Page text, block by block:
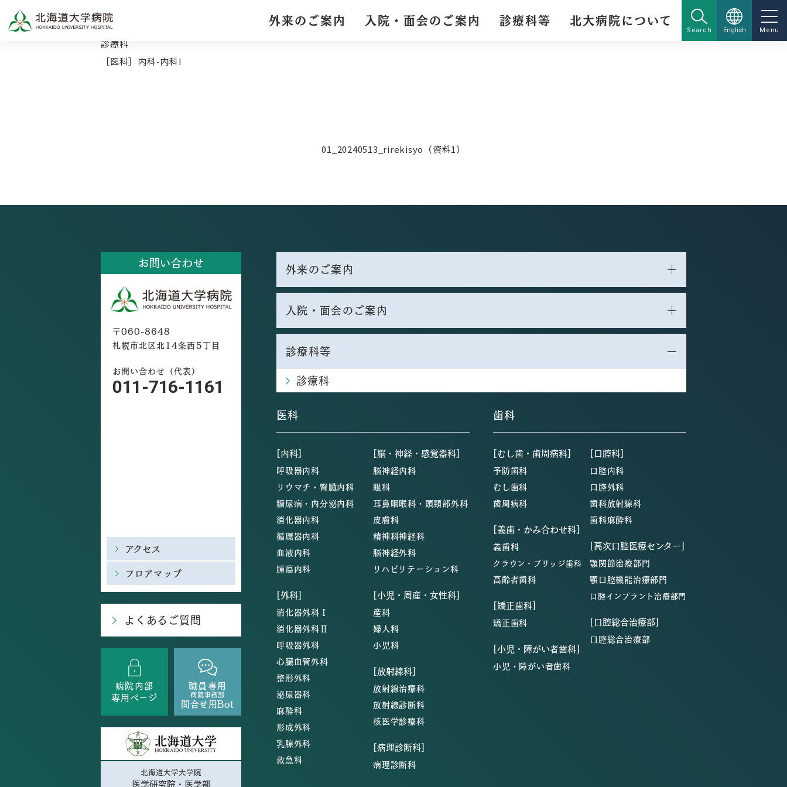
外来のご案内 入院・面会のご案内 診療科等 北大病院について
Search English Menu
TOP
診療科
［医科］内科-内科I
01_20240513_rirekisyo（資料1）
お問い合わせ
〒060-8648
札幌市北区北14条西5丁目
お問い合わせ（代表）
011-716-1161
アクセス
フロアマップ
よくあるご質問
病院内部
専用ページ
職員専用
病院事務部
問合せ用Bot
北海道大学大学院
医学研究院・医学部
外来のご案内
入院・面会のご案内
診療科等
診療科
医科
[内科]
呼吸器内科
リウマチ・腎臓内科
糖尿病・内分泌内科
消化器内科
循環器内科
血液内科
腫瘍内科
[外科]
消化器外科Ⅰ
消化器外科Ⅱ
呼吸器外科
心臓血管外科
整形外科
泌尿器科
麻酔科
形成外科
乳腺外科
救急科
[脳・神経・感覚器科]
脳神経内科
眼科
耳鼻咽喉科・頭頸部外科
皮膚科
精神科神経科
脳神経外科
リハビリテーション科
[小児・周産・女性科]
産科
婦人科
小児科
[放射線科]
放射線治療科
放射線診断科
核医学診療科
[病理診断科]
病理診断科
歯科
[むし歯・歯周病科]
予防歯科
むし歯科
歯周病科
[義歯・かみ合わせ科]
義歯科
クラウン・ブリッジ歯科
高齢者歯科
[矯正歯科]
矯正歯科
[小児・障がい者歯科]
小児・障がい者歯科
[口腔科]
口腔内科
口腔外科
歯科放射線科
歯科麻酔科
[高次口腔医療センター]
顎関節治療部門
顎口腔機能治療部門
口腔インプラント治療部門
[口腔総合治療部]
口腔総合治療部